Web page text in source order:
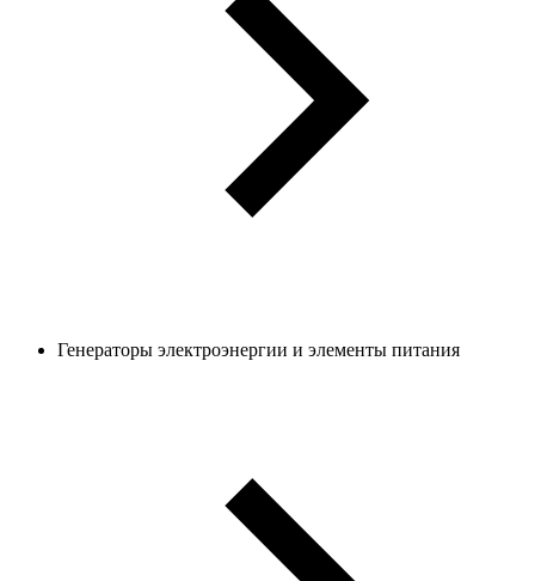
Генераторы электроэнергии и элементы питания